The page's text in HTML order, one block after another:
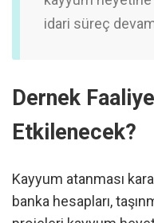
idari süreç
Dernek
Etkilenecek?
Kayyum atanması
banka hesapları,